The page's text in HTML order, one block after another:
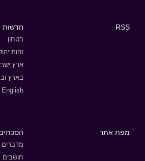
RSS חדשות
בטחון
זהות
ארץ
בארץ
English
מפת אתר
חושבים